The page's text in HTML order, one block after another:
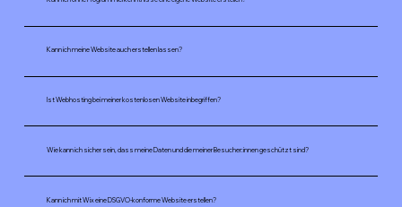
Kann ich meine Website auch erstellen lassen?
Ist Webhosting bei meiner kostenlosen Website inbegriffen?
Wie kann ich sicher sein, dass meine Daten und die meiner Besucher:innen geschützt sind?
Kann ich mit Wix eine DSGVO-konforme Website erstellen?